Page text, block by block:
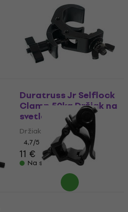
Duratruss Jr Selflock
Clamp 50kg Držiak na
svetlá
Držiak na svetlá
4,7/5
11 €
Na sklade